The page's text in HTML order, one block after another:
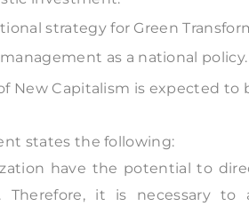
strategy for Green
as a national policy.
New Capitalism is expected
states the following:
have the potential to
Therefore, it is necessary